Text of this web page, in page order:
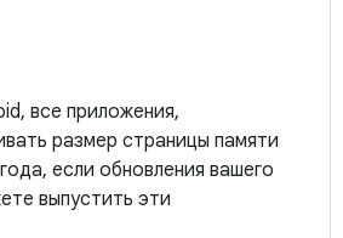
все приложения,
размер страницы памяти
если обновления вашего
выпустить эти